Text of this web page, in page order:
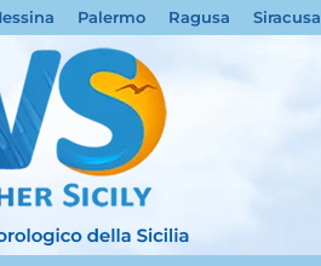
Palermo Ragusa Siracusa